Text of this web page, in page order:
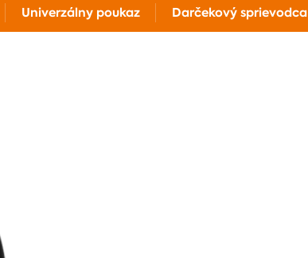
Univerzálny poukaz Darčekový sprievodca